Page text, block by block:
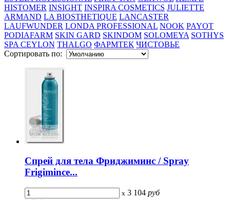
HISTOMER INSIGHT INSPIRA COSMETICS JULIETTE
ARMAND LA BIOSTHETIQUE LANCASTER
LAUFWUNDER LONDA PROFESSIONAL NOOK PAYOT
PODIAFARM SKIN GARD SKINDOM SOLOMEYA SOTHYS
SPA CEYLON THALGO ФАРМТЕК ЧИСТОВЬЕ
Сортировать по:
Спрей для тела Фриджиминс / Spray
Frigimince...
x 3 104 руб